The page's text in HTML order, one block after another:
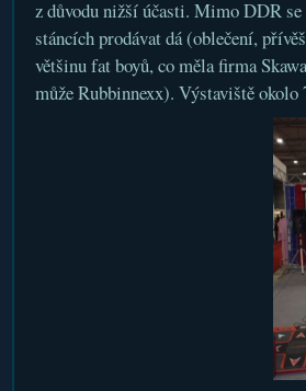
z důvodu nižší účasti. Mimo DDR se
stáncích prodávat dá (oblečení,
většinu fat boyů, co měla firma
může Rubbinnexx). Výstaviště okolo